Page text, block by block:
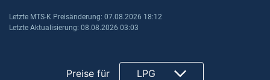
Letzte MTS-K Preisänderung: 07.08.2026 18:12
Letzte Aktualisierung: 08.08.2026 03:03
Preise für LPG